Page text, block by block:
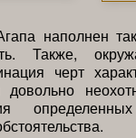
наполнен
Также,
черт